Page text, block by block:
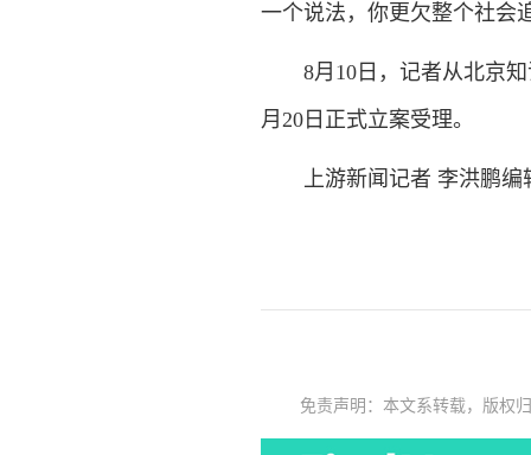
一个说法，你更欠整个社会
8月10日，记者从北京知
月20日正式立案受理。
上游新闻记者 李洪鹏编
免责声明：本文系转载，版权